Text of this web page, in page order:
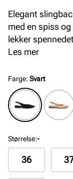
Elegant
med en spiss
lekker
penskoen sitter
Les mer
Farge: Svart
Størrelse:-
36